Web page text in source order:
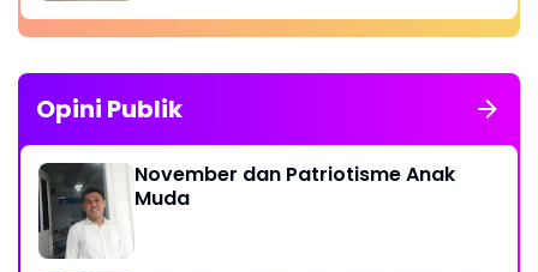
Opini Publik
November dan Patriotisme Anak
Muda